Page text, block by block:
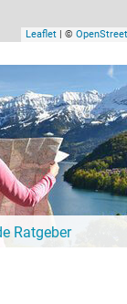
Leaflet | ©
Ratgeber